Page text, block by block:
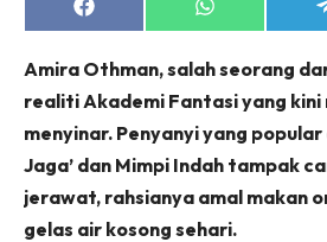
Share
on
Share
on
Amira Othman, salah seorang
realiti Akademi Fantasi yang kini
menyinar. Penyanyi yang popular
Jaga’ dan Mimpi Indah tampak
jerawat, rahsianya amal makan
gelas air kosong sehari.